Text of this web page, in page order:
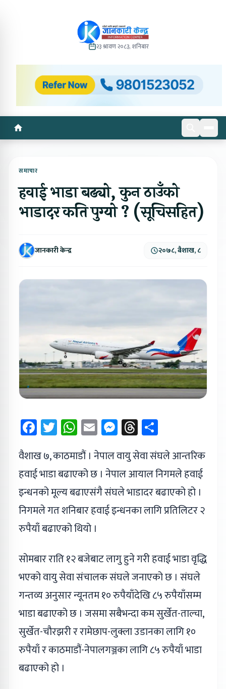
२३ श्रावण २०८३, शनिबार
समाचार
हवाई भाडा बढ्यो, कुन ठाउँको
भाडादर कति पुग्यो ? (सूचिसहित)
जानकारी केन्द्र २०७८, बैशाख, ८
Facebook
Twitter
WhatsApp
EmailMessenger
Threads
वैशाख ७, काठमाडौं । नेपाल वायु सेवा संघले आन्तरिक
हवाई भाडा बढाएको छ । नेपाल आयाल निगमले हवाई
इन्धनको मूल्य बढाएसंगै संघले भाडादर बढाएको हो ।
निगमले गत शनिबार हवाई इन्धनका लागि प्रतिलिटर २
रुपैयाँ बढाएको थियो ।
सोमबार राति १२ बजेबाट लागु हुने गरी हवाई भाडा वृद्धि
भएको वायु सेवा संचालक संघले जनाएको छ । संघले
गन्तव्य अनुसार न्यूनतम १० रुपैयाँदेखि ८५ रुपैयाँसम्म
भाडा बढाएको छ । जसमा सबैभन्दा कम सुर्खेत-ताल्चा,
सुर्खेत-चौरझरी र रामेछाप-लुक्ला उडानका लागि १०
रुपैयाँ र काठमाडौं-नेपालगञ्जका लागि ८५ रुपैयाँ भाडा
बढाएको हो ।